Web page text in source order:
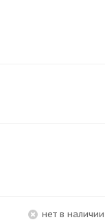
Нет в наличии